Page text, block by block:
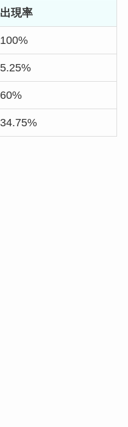
出現率
100%
5.25%
60%
34.75%